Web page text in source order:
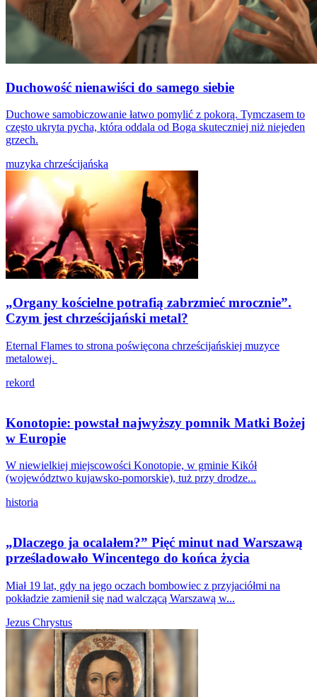
Duchowość nienawiści do samego siebie
Duchowe samobiczowanie łatwo pomylić z pokorą. Tymczasem to
często ukryta pycha, która oddala od Boga skuteczniej niż niejeden
grzech.
muzyka chrześcijańska
„Organy kościelne potrafią zabrzmieć mrocznie”.
Czym jest chrześcijański metal?
Eternal Flames to strona poświęcona chrześcijańskiej muzyce
metalowej.
rekord
Konotopie: powstał najwyższy pomnik Matki Bożej
w Europie
W niewielkiej miejscowości Konotopie, w gminie Kikół
(województwo kujawsko-pomorskie), tuż przy drodze...
historia
„Dlaczego ja ocalałem?” Pięć minut nad Warszawą
prześladowało Wincentego do końca życia
Miał 19 lat, gdy na jego oczach bombowiec z przyjaciółmi na
pokładzie zamienił się nad walczącą Warszawą w...
Jezus Chrystus